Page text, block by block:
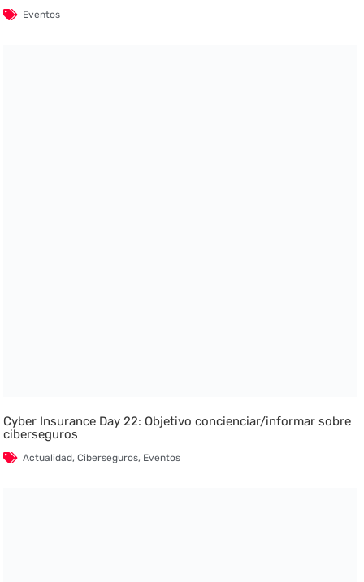
Eventos
Cyber Insurance Day 22: Objetivo concienciar/informar sobre
ciberseguros
Actualidad,Ciberseguros, Eventos